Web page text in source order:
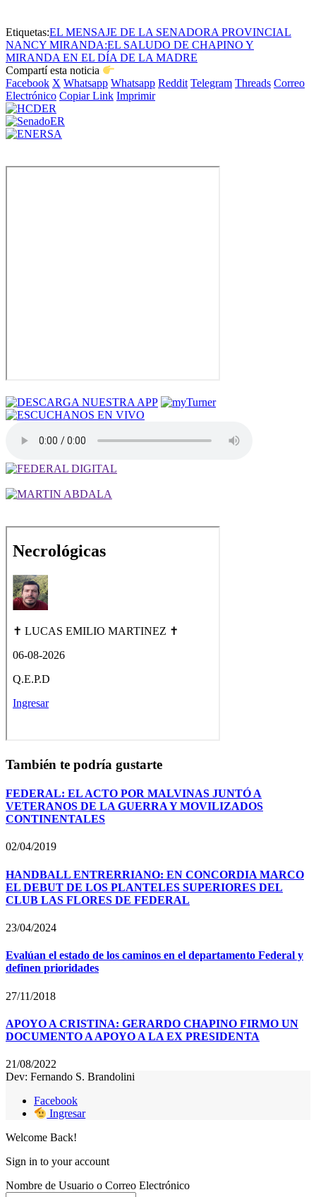
Etiquetas:EL MENSAJE DE LA SENADORA PROVINCIAL
NANCY MIRANDA:EL SALUDO DE CHAPINO Y
MIRANDA EN EL DÍA DE LA MADRE
Compartí esta noticia
Facebook X Whatsapp Whatsapp Reddit Telegram Threads Correo
Electrónico Copiar Link Imprimir
También te podría gustarte
FEDERAL: EL ACTO POR MALVINAS JUNTÓ A
VETERANOS DE LA GUERRA Y MOVILIZADOS
CONTINENTALES
02/04/2019
HANDBALL ENTRERRIANO: EN CONCORDIA MARCO
EL DEBUT DE LOS PLANTELES SUPERIORES DEL
CLUB LAS FLORES DE FEDERAL
23/04/2024
Evalúan el estado de los caminos en el departamento Federal y
definen prioridades
27/11/2018
APOYO A CRISTINA: GERARDO CHAPINO FIRMO UN
DOCUMENTO A APOYO A LA EX PRESIDENTA
21/08/2022
Dev: Fernando S. Brandolini
Facebook
Ingresar
Welcome Back!
Sign in to your account
Nombre de Usuario o Correo Electrónico